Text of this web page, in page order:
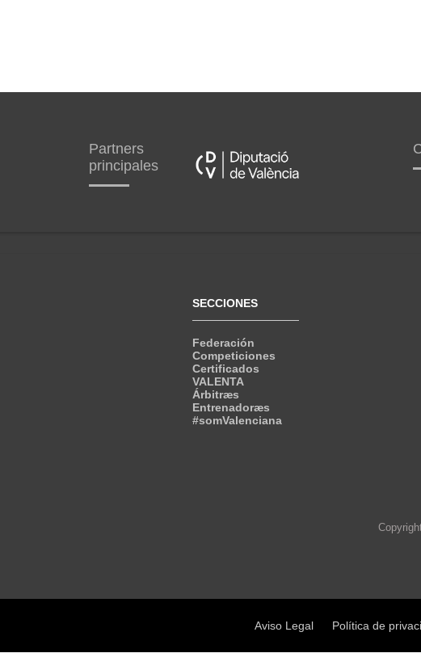
Partners
principales
SECCIONES
Federación
Competiciones
Certificados
VALENTA
Árbitræs
Entrenadoræs
#somValenciana
Aviso Legal Política de